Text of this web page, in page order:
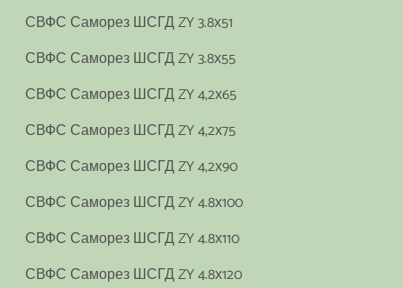
СВФС Саморез ШСГД ZY 3.8х51
СВФС Саморез ШСГД ZY 3.8х55
СВФС Саморез ШСГД ZY 4,2х65
СВФС Саморез ШСГД ZY 4,2х75
СВФС Саморез ШСГД ZY 4,2х90
СВФС Саморез ШСГД ZY 4.8х100
СВФС Саморез ШСГД ZY 4.8х110
СВФС Саморез ШСГД ZY 4.8х120